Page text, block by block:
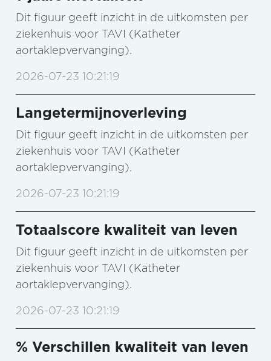
Dit figuur geeft inzicht in de uitkomsten per
ziekenhuis voor TAVI (Katheter
aortaklepvervanging).
2026-07-23 10:21:19
Langetermijnoverleving
Dit figuur geeft inzicht in de uitkomsten per
ziekenhuis voor TAVI (Katheter
aortaklepvervanging).
2026-07-23 10:21:19
Totaalscore kwaliteit van leven
Dit figuur geeft inzicht in de uitkomsten per
ziekenhuis voor TAVI (Katheter
aortaklepvervanging).
2026-07-23 10:21:19
% Verschillen kwaliteit van leven